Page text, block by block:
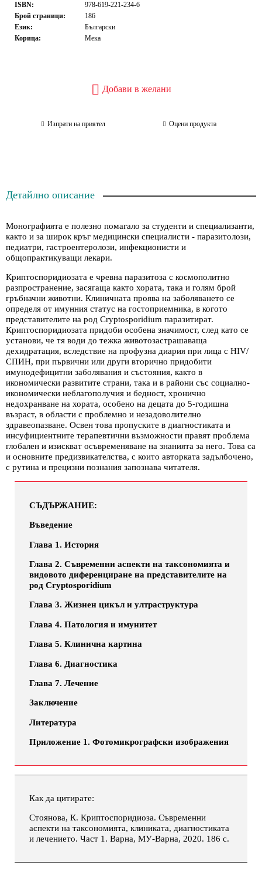
ISBN:
978-619-221-234-6
Брой страници:
186
Език:
Български
Корица:
Мека
Добави в желани
Изпрати на приятел Оцени продукта
Детайлно описание
Монографията е полезно помагало за студенти и специализанти,
както и за широк кръг медицински специалисти - паразитолози,
педиатри, гастроентеролози, инфекционисти и
общопрактикуващи лекари.
Криптоспоридиозата е чревна паразитоза с космополитно
разпространение, засягаща както хората, така и голям брой
гръбначни животни. Клиничната проява на заболяването се
определя от имунния статус на гостоприемника, в когото
представителите на род Cryptosporidium паразитират.
Криптоспоридиозата придоби особена значимост, след като се
установи, че тя води до тежка животозастрашаваща
дехидратация, вследствие на профузна диария при лица с HIV/
СПИН, при първични или други вторично придобити
имунодефицитни заболявания и състояния, както в
икономически развитите страни, така и в райони със социално-
икономически неблагополучия и бедност, хронично
недохранване на хората, особено на децата до 5-годишна
възраст, в области с проблемно и незадоволително
здравеопазване. Освен това пропуските в диагностиката и
инсуфициентните терапевтични възможности правят проблема
глобален и изискват осъвременяване на знанията за него. Това са
и основните предизвикателства, с които авторката задълбочено,
с рутина и прецизни познания запознава читателя.
СЪДЪРЖАНИЕ:
Въведение
Глава 1. История
Глава 2. Съвременни аспекти на таксономията и
видовото диференциране на представителите на
род Cryptosporidium
Глава 3. Жизнен цикъл и ултраструктура
Глава 4. Патология и имунитет
Глава 5. Клинична картина
Глава 6. Диагностика
Глава 7. Лечение
Заключение
Литература
Приложение 1. Фотомикрографски изображения
Как да цитирате:
Стоянова, К. Криптоспоридиоза. Съвременни
аспекти на таксономията, клиниката, диагностиката
и лечението. Част 1. Варна, МУ-Варна, 2020. 186 с.